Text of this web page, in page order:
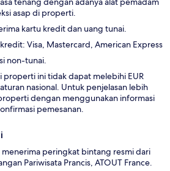
asap di properti.
kartu kredit dan uang tunai.
Visa, Mastercard, American Express
non-tunai.
properti ini tidak dapat melebihi EUR
nasional. Untuk penjelasan lebih
dengan menggunakan informasi
pemesanan.
peringkat bintang resmi dari
Pariwisata Prancis, ATOUT France.